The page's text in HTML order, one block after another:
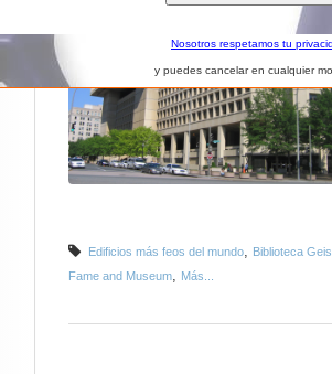
Edificios más feos del mundo, Biblioteca
Fame and Museum, Más...
Nosotros respetamos tu
y puedes cancelar en cualquier